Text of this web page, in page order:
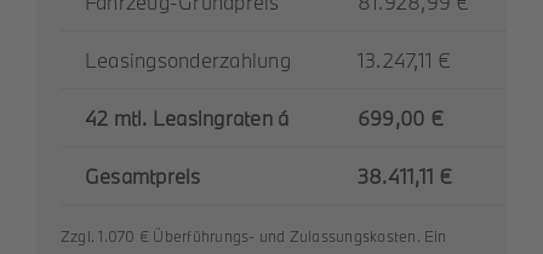
Leasingsonderzahlung 13.247,11 €
42 mtl. Leasingraten á 699,00 €
Gesamtpreis 38.411,11 €
Zzgl. 1.070 € Überführungs- und Zulassungskosten. Ein